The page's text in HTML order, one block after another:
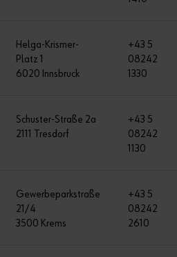
Helga-Krismer-
Platz 1
6020 Innsbruck
+43 5
08242
1330
Schuster-Straße 2a
2111 Tresdorf
+43 5
08242
1130
Gewerbeparkstraße
21/4
3500 Krems
+43 5
08242
2610